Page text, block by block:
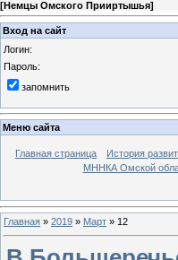
[Немцы Омского Прииртышья]
Вход на сайт
Логин:
Пароль:
запомнить
Меню сайта
Главная страница История
МННКА Омской
Главная » 2019 » Март » 12